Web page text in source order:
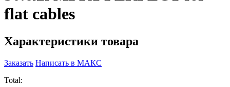
flat cables
Характеристики товара
Заказать Написать в МАКС
Total: